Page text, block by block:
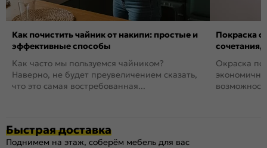
Как почистить чайник от накипи: простые и
эффективные способы
Как часто мы пользуемся чайником?
Наверно, не будет преувеличением сказать,
что это самая востребованная...
Покраска
сочетания,
Окраска
Быстрая доставка
Поднимем на этаж, соберём мебель для вас